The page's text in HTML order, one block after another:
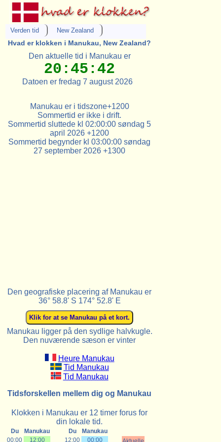
Verden tid New Zealand
Hvad er klokken i Manukau, New Zealand?
Den aktuelle tid i Manukau er
20:45:42
Datoen er fredag 7 august 2026
Manukau er i tidszone+1200
Sommertid er ikke i drift.
Sommertid sluttede kl 02:00:00 søndag 5
april 2026 +1200
Sommertid begynder kl 03:00:00 søndag
27 september 2026 +1300
Den geografiske placering af Manukau er
36° 58.8' S 174° 52.8' E
Manukau ligger på den sydlige halvkugle.
Den nuværende sæson er vinter
Heure Manukau
Tid Manukau
Tid Manukau
Tidsforskellen mellem dig og Manukau
Klokken i Manukau er 12 timer forus for
din lokale tid.
Du Manukau Du
Manukau
00:00
12:00 12:00 00:00